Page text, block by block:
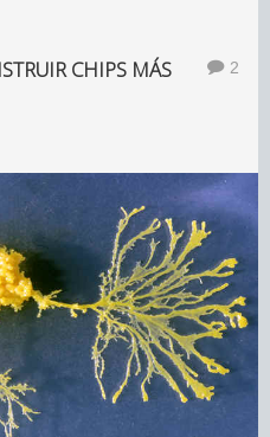
CHIPS MÁS
2